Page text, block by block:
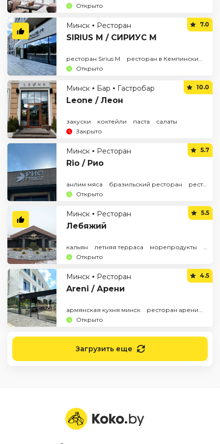
Открыто
Минск Ресторан
SIRIUS M / СИРИУС М
7.0
ресторан Sirius M ресторан в Кемпински
Открыто
Минск Бар Гастробар
Leone / Леон
10.0
закуски коктейли паста
салаты
Закрыто
Минск Ресторан
Rio / Рио
5.7
анлим мяса бразильский ресторан
ресторан бразильской кухни
Открыто
Минск Ресторан
Лебяжий
5.5
кальян летняя терраса морепродукты
Открыто
Минск Ресторан
Areni / Арени
4.5
армянская кухня минск ресторан арени
Открыто
Загрузить еще